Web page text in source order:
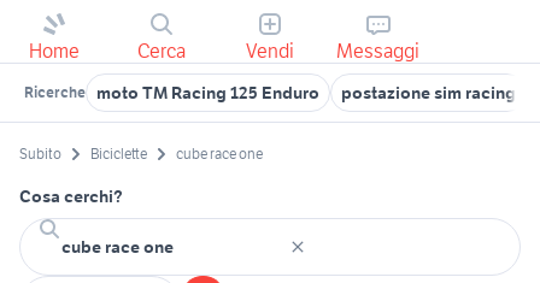
Home Cerca Vendi Messaggi
Ricerche moto TM Racing 125 Enduro postazione sim racing
Subito Biciclette cube race one
Cosa cerchi?